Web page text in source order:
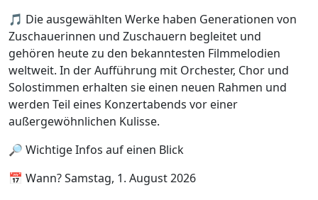
🎵 Die ausgewählten Werke haben Generationen von
Zuschauerinnen und Zuschauern begleitet und
gehören heute zu den bekanntesten Filmmelodien
weltweit. In der Aufführung mit Orchester, Chor und
Solostimmen erhalten sie einen neuen Rahmen und
werden Teil eines Konzertabends vor einer
außergewöhnlichen Kulisse.
🔎 Wichtige Infos auf einen Blick
📅 Wann? Samstag, 1. August 2026